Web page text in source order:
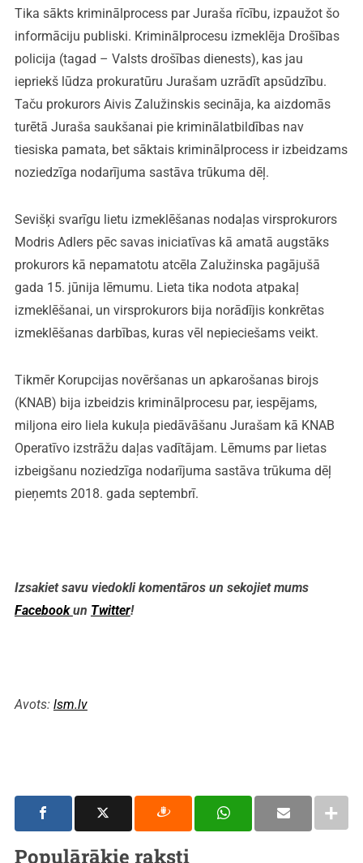
Tika sākts kriminālprocess par Juraša rīcību, izpaužot šo
informāciju publiski. Kriminālprocesu izmeklēja Drošības
policija (tagad – Valsts drošības dienests), kas jau
iepriekš lūdza prokuratūru Jurašam uzrādīt apsūdzību.
Taču prokurors Aivis Zalužinskis secināja, ka aizdomās
turētā Juraša saukšanai pie kriminālatbildības nav
tiesiska pamata, bet sāktais kriminālprocess ir izbeidzams
noziedzīga nodarījuma sastāva trūkuma dēļ.
Sevišķi svarīgu lietu izmeklēšanas nodaļas virsprokurors
Modris Adlers pēc savas iniciatīvas kā amatā augstāks
prokurors kā nepamatotu atcēla Zalužinska pagājušā
gada 15. jūnija lēmumu. Lieta tika nodota atpakaļ
izmeklēšanai, un virsprokurors bija norādījis konkrētas
izmeklēšanas darbības, kuras vēl nepieciešams veikt.
Tikmēr Korupcijas novēršanas un apkarošanas birojs
(KNAB) bija izbeidzis kriminālprocesu par, iespējams,
miljona eiro liela kukuļa piedāvāšanu Jurašam kā KNAB
Operatīvo izstrāžu daļas vadītājam. Lēmums par lietas
izbeigšanu noziedzīga nodarījuma sastāva trūkuma dēļ
pieņemts 2018. gada septembrī.
Izsakiet savu viedokli komentāros un sekojiet mums
Facebookun Twitter!
Avots: lsm.lv
Populārākie raksti